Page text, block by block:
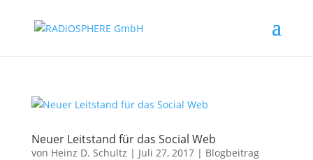
Neuer Leitstand für das Social Web
von Heinz D. Schultz | Juli 27, 2017| Blogbeitrag